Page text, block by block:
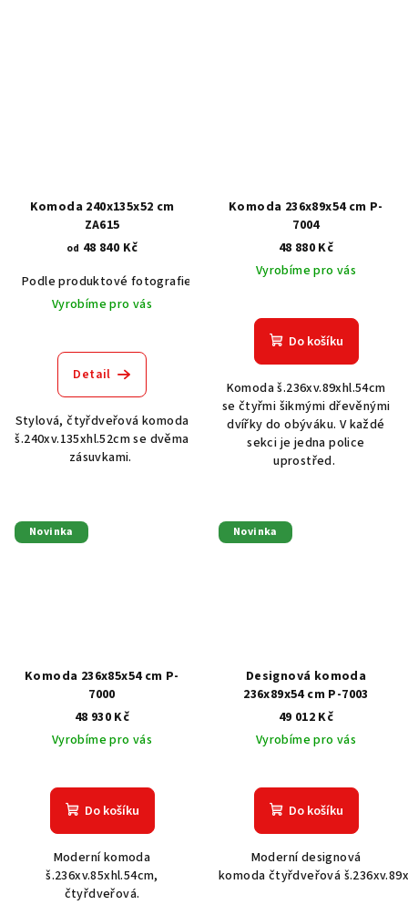
Komoda 240x135x52 cm
ZA615
od 48 840 Kč
Podle produktové fotografie
Akát vintage BT1551
Vyrobíme pro vás
Detail
Stylová, čtyřdveřová komoda
š.240xv.135xhl.52cm se dvěma
zásuvkami.
Komoda 236x89x54 cm P-
7004
48 880 Kč
Vyrobíme pro vás
Do košíku
Komoda š.236xv.89xhl.54cm
se čtyřmi šikmými dřevěnými
dvířky do obýváku. V každé
sekci je jedna police
uprostřed.
Novinka
Komoda 236x85x54 cm P-
7000
48 930 Kč
Vyrobíme pro vás
Do košíku
Moderní komoda
š.236xv.85xhl.54cm,
čtyřdveřová.
Novinka
Designová komoda
236x89x54 cm P-7003
49 012 Kč
Vyrobíme pro vás
Do košíku
Moderní designová
komoda čtyřdveřová